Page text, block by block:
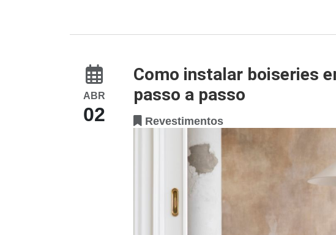
ABR
02
Como instalar boiseries
passo a passo
Revestimentos